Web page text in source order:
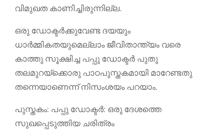
വിമുഖത കാണിച്ചിരുന്നില്ല.
ഒരു ഡോക്ടർക്കുവേണ്ട ദയയും
ധാർമ്മികതയുമെല്ലാം ജീവിതാന്ത്യം വരെ
കാത്തു സൂക്ഷിച്ച പപ്പു ഡോക്ടർ പുതു
തലമുറയ്ക്കൊരു പാഠപുസ്തകമായി മാറേണ്ടതു
തന്നെയാണെന്ന് നിസംശയം പറയാം.
പുസ്തകം: പപ്പു ഡോക്ടര്‍: ഒരു ദേശത്തെ
സുഖപ്പെടുത്തിയ ചരിത്രം